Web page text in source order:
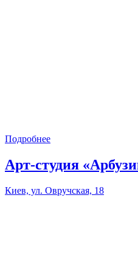
Подробнее
Арт-студия
Киев, ул. Овручская, 18